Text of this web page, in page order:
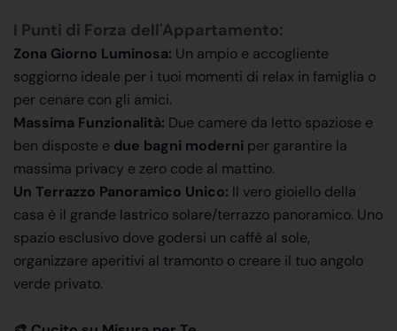
I Punti di Forza dell'Appartamento:
Zona Giorno Luminosa: Un ampio e accogliente
soggiorno ideale per i tuoi momenti di relax in famiglia o
per cenare con gli amici.
Massima Funzionalità: Due camere da letto spaziose e
ben disposte e due bagni moderni per garantire la
massima privacy e zero code al mattino.
Un Terrazzo Panoramico Unico: Il vero gioiello della
casa è il grande lastrico solare/terrazzo panoramico. Uno
spazio esclusivo dove godersi un caffè al sole,
organizzare aperitivi al tramonto o creare il tuo angolo
verde privato.